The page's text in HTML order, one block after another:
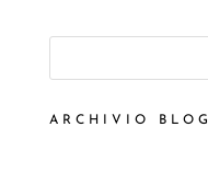
ARCHIVIO BLOG